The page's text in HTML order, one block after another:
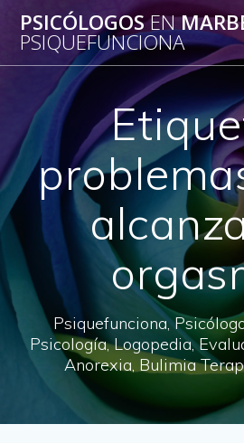
Saltar
al
PSICÓLOGOSEN
PSIQUEFUNCIONA
Psiquefunciona,
Psicología, Logopedia,
Anorexia, Bulimia